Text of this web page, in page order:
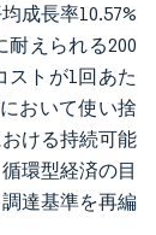
成長率10.57%
耐えられる200
ストが1回あた
おいて使い捨
ける持続可能
環型経済の目
達基準を再編